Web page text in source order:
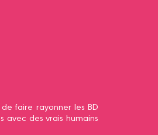
faire rayonner les BD
avec des vrais humains